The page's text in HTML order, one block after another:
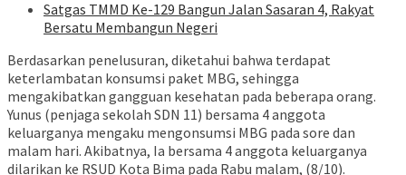
Satgas TMMD Ke-129 Bangun Jalan Sasaran 4, Rakyat
Bersatu Membangun Negeri
Berdasarkan penelusuran, diketahui bahwa terdapat
keterlambatan konsumsi paket MBG, sehingga
mengakibatkan gangguan kesehatan pada beberapa orang.
Yunus (penjaga sekolah SDN 11) bersama 4 anggota
keluarganya mengaku mengonsumsi MBG pada sore dan
malam hari. Akibatnya, Ia bersama 4 anggota keluarganya
dilarikan ke RSUD Kota Bima pada Rabu malam, (8/10).